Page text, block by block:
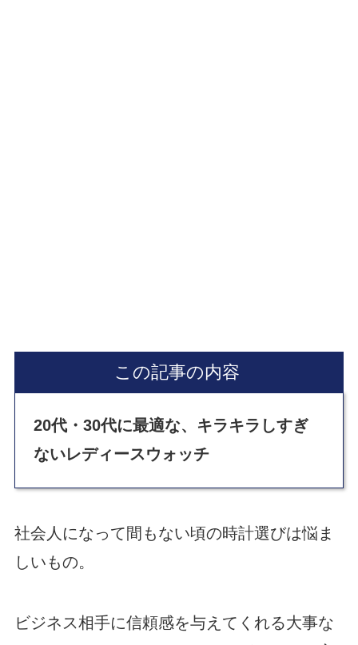
この記事の内容
20代・30代に最適な、キラキラしすぎ
ないレディースウォッチ
社会人になって間もない頃の時計選びは悩ま
しいもの。
ビジネス相手に信頼感を与えてくれる大事な